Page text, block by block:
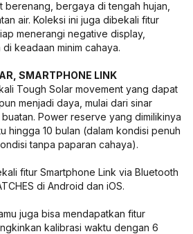
berenang, bergaya di tengah hujan,
air. Koleksi ini juga dibekali fitur
menerangi negative display,
keadaan minim cahaya.
SMARTPHONE LINK
Tough Solar movement yang dapat
menjadi daya, mulai dari sinar
Power reserve yang dimilikinya
hingga 10 bulan (dalam kondisi penuh
tanpa paparan cahaya).
fitur Smartphone Link via Bluetooth
di Android dan iOS.
juga bisa mendapatkan fitur
kalibrasi waktu dengan 6